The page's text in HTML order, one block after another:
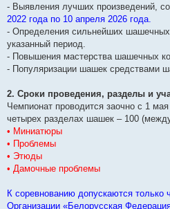
- Выявления лучших произведений,
2022 года по 10 апреля 2026 года.
- Определения сильнейших шашечных
указанный период.
- Повышения мастерства шашечных
- Популяризации шашек средствами
2. Сроки проведения, разделы и
Чемпионат проводится заочно с 1
четырех разделах шашек – 100
• Миниатюры
• Проблемы
• Этюды
• Дамочные проблемы
К соревнованию допускаются
Организации «Белорусская